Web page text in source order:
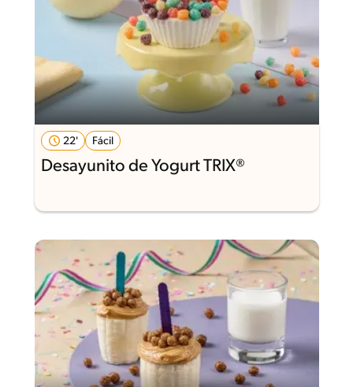
22' Fácil
Desayunito de Yogurt TRIX®